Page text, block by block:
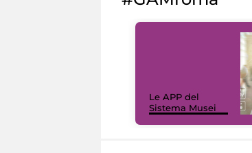
Le APP del
Sistema Musei